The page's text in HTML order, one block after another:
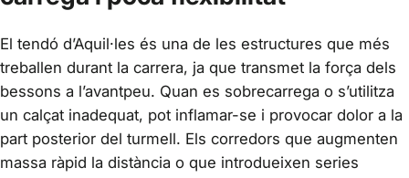
El tendó d’Aquil·les és una de les estructures que més
treballen durant la carrera, ja que transmet la força dels
bessons a l’avantpeu. Quan es sobrecarrega o s’utilitza
un calçat inadequat, pot inflamar-se i provocar dolor a la
part posterior del turmell. Els corredors que augmenten
massa ràpid la distància o que introdueixen series